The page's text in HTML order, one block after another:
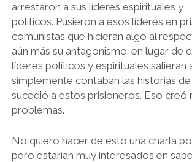
arrestaron a sus líderes espirituales y
políticos. Pusieron a esos líderes en
comunistas que hicieran algo al
aún más su antagonismo: en lugar de
líderes políticos y espirituales salieran
simplemente contaban las historias
sucedió a estos prisioneros. Eso creó
problemas.
No quiero hacer de esto una charla
pero estarían muy interesados ​​en